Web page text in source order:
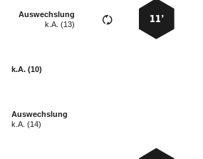
11’
Auswechslung
k.A. (13)
k.A. (10)
Auswechslung
k.A. (14)